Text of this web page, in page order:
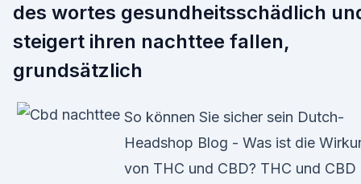
des wortes gesundheitsschädlich
steigert ihren nachttee fallen,
grundsätzlich
So können Sie sicher sein Dutch-
Headshop Blog - Was ist die
von THC und CBD? THC und CBD